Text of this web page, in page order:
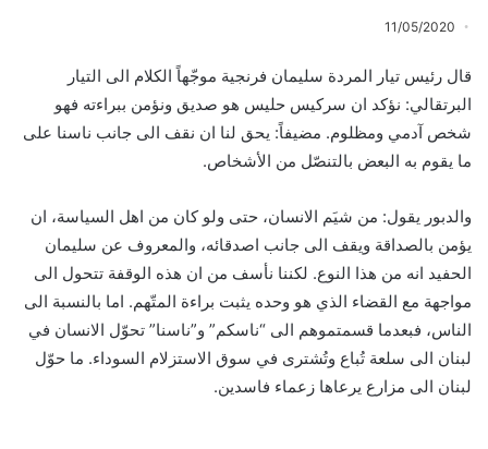
11/05/2020
قال رئيس تيار المردة سليمان فرنجية موجّهاً الكلام الى التيار
البرتقالي: نؤكد ان سركيس حليس هو صديق ونؤمن ببراءته فهو
شخص آدمي ومظلوم. مضيفاً: يحق لنا ان نقف الى جانب ناسنا على
ما يقوم به البعض بالتنصّل من الأشخاص.
والدبور يقول: من شيَم الانسان، حتى ولو كان من اهل السياسة، ان
يؤمن بالصداقة ويقف الى جانب اصدقائه، والمعروف عن سليمان
الحفيد انه من هذا النوع. لكننا نأسف من ان هذه الوقفة تتحول الى
مواجهة مع القضاء الذي هو وحده يثبت براءة المتّهم. اما بالنسبة الى
الناس، فبعدما قسمتموهم الى “ناسكم” و”ناسنا” تحوّل الانسان في
لبنان الى سلعة تُباع وتُشترى في سوق الاستزلام السوداء. ما حوّل
لبنان الى مزارع يرعاها زعماء فاسدين.